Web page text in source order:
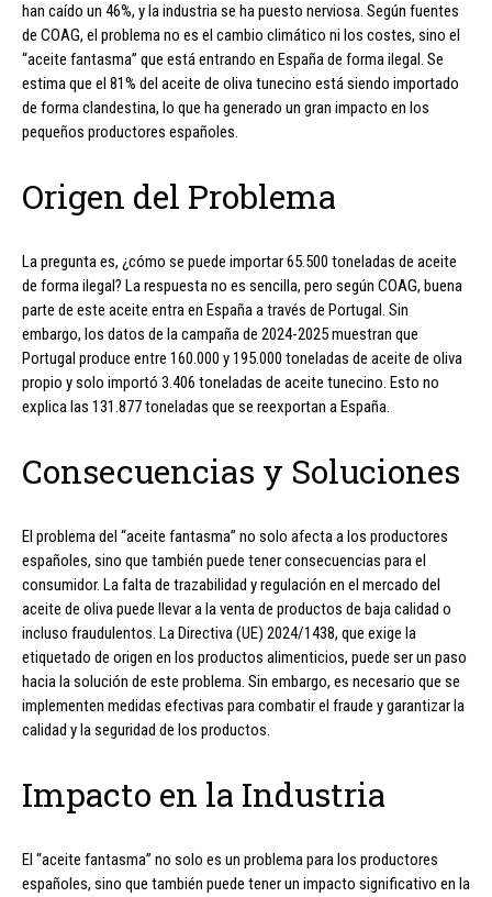
han caído un 46%, y la industria se ha puesto nerviosa. Según fuentes
de COAG, el problema no es el cambio climático ni los costes, sino el
“aceite fantasma” que está entrando en España de forma ilegal. Se
estima que el 81% del aceite de oliva tunecino está siendo importado
de forma clandestina, lo que ha generado un gran impacto en los
pequeños productores españoles.
Origen del Problema
La pregunta es, ¿cómo se puede importar 65.500 toneladas de aceite
de forma ilegal? La respuesta no es sencilla, pero según COAG, buena
parte de este aceite entra en España a través de Portugal. Sin
embargo, los datos de la campaña de 2024-2025 muestran que
Portugal produce entre 160.000 y 195.000 toneladas de aceite de oliva
propio y solo importó 3.406 toneladas de aceite tunecino. Esto no
explica las 131.877 toneladas que se reexportan a España.
Consecuencias y Soluciones
El problema del “aceite fantasma” no solo afecta a los productores
españoles, sino que también puede tener consecuencias para el
consumidor. La falta de trazabilidad y regulación en el mercado del
aceite de oliva puede llevar a la venta de productos de baja calidad o
incluso fraudulentos. La Directiva (UE) 2024/1438, que exige la
etiquetado de origen en los productos alimenticios, puede ser un paso
hacia la solución de este problema. Sin embargo, es necesario que se
implementen medidas efectivas para combatir el fraude y garantizar la
calidad y la seguridad de los productos.
Impacto en la Industria
El “aceite fantasma” no solo es un problema para los productores
españoles, sino que también puede tener un impacto significativo en la